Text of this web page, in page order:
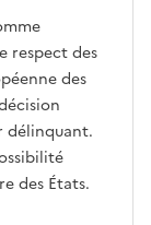
respect des
des
délinquant.
des États.